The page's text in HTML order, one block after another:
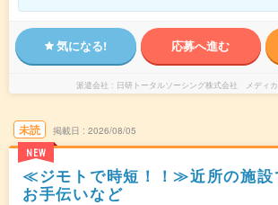
気になる! 応募へ進む
派遣会社 日研トータルソーシング株式会社 メディ
未読
NEW
掲載日 2026/08/05
≪ジモトで時短！！≫近所の施設
お手伝いなど